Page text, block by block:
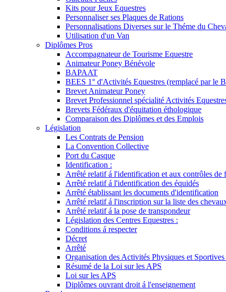
Kits pour Jeux Equestres
Personnaliser ses Plaques de Rations
Personnalisations Diverses sur le Théme du
Utilisation d'un Van
Diplômes Pros
Accompagnateur de Tourisme Equestre
Animateur Poney Bénévole
BAPAAT
BEES 1° d'Activités Equestres (remplacé par le
Brevet Animateur Poney
Brevet Professionnel spécialité Activités
Brevets Fédéraux d'équitation éthologique
Comparaison des Diplômes et des Emplois
Législation
Les Contrats de Pension
La Convention Collective
Port du Casque
Identification :
Arrêté relatif á l'identification et aux contrôles de
Arrêté relatif á l'identification des équidés
Arrêté établissant les documents d'identification
Arrêté relatif á l'inscription sur la liste des
Arrêté relatif á la pose de transpondeur
Législation des Centres Equestres :
Conditions á respecter
Décret
Arrêté
Organisation des Activités Physiques et Sportives
Résumé de la Loi sur les APS
Loi sur les APS
Diplômes ouvrant droit á l'enseignement